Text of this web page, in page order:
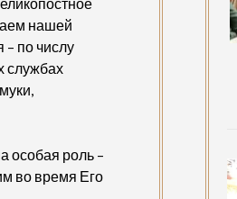
нашей
– по числу
службах
особая роль –
во время Его